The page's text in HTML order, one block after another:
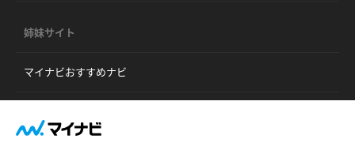
姉妹サイト
マイナビおすすめナビ